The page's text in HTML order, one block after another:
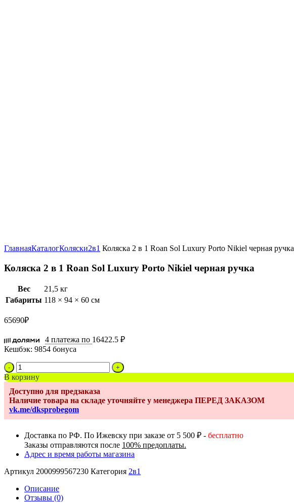
ГлавнаяКаталогКоляски2в1 Коляска 2 в 1 Roan Sol Luxury Porto Nikiel черная ручка
Коляска 2 в 1 Roan Sol Luxury Porto Nikiel черная ручка
Вес
21,5 кг
Габариты 118 × 94 × 60 см
65690₽
4 платежа по 16422.5 ₽
Кешбэк: 9854 бонуса
Количество
товара
Коляска
2
в
1
Roan
Luxury
Porto
Nikiel
черная
ручка
В корзину
Доступно для предзаказа
Наличие товара на складе уточняйте у менеджера ПЕРЕД ЗАКАЗОМ
vk.me/dksprobegom
Доставка по РФ. По Ижевску при заказе от 5 500 ₽ - бесплатно
Заказы отправляются после 100% предоплаты.
Адрес и время работы магазина
Артикул 2000999567230 Категория 2в1
Описание
Отзывы (0)